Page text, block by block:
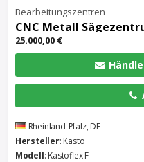
Bearbeitungszentren
CNC Metall
25.000,00 €
Rheinland-Pfalz, DE
Hersteller: Kasto
Modell: Kastoflex F